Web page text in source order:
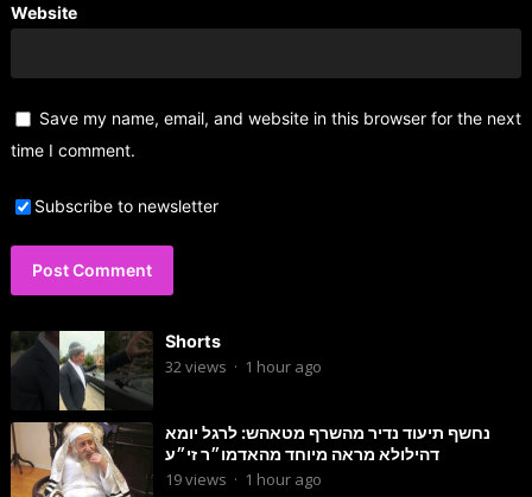
Website
Save my name, email, and website in this browser for the next
time I comment.
Subscribe to newsletter
Shorts
32views · 1 hour ago
נחשף תיעוד נדיר מהשרף מטאהש: לרגל יומא
דהילולא מראה מיוחד מהאדמו״ר זי״ע
19views · 1 hour ago